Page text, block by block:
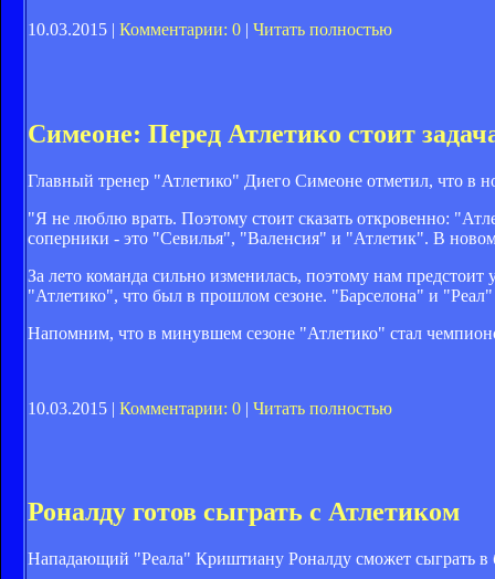
10.03.2015 | Комментарии: 0 | Читать полностью
Симеоне: Перед Атлетико стоит
Главный тренер "Атлетико" Диего Симеоне отметил, что в
"Я не люблю врать. Поэтому стоит сказать откровенно:
соперники - это "Севилья", "Валенсия" и "Атлетик". В
За лето команда сильно изменилась, поэтому нам
"Атлетико", что был в прошлом сезоне. "Барселона" и
Напомним, что в минувшем сезоне "Атлетико" стал
10.03.2015 | Комментарии: 0 | Читать полностью
Роналду готов сыграть с Атлетиком
Нападающий "Реала" Криштиану Роналду сможет сыграть